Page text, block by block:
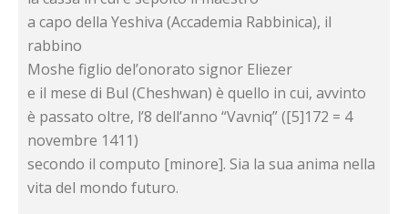
a capo della Yeshiva (Accademia Rabbinica), il
rabbino
Moshe figlio del’onorato signor Eliezer
e il mese di Bul (Cheshwan) è quello in cui, avvinto
è passato oltre, l’8 dell’anno “Vavniq” ([5]172 = 4
novembre 1411)
secondo il computo [minore]. Sia la sua anima nella
vita del mondo futuro.